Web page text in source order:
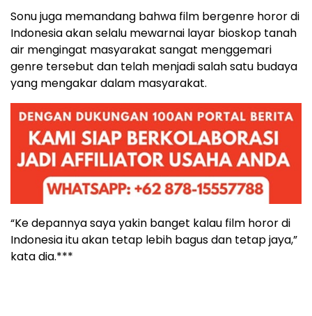
Sonu juga memandang bahwa film bergenre horor di
Indonesia akan selalu mewarnai layar bioskop tanah
air mengingat masyarakat sangat menggemari
genre tersebut dan telah menjadi salah satu budaya
yang mengakar dalam masyarakat.
“Ke depannya saya yakin banget kalau film horor di
Indonesia itu akan tetap lebih bagus dan tetap jaya,”
kata dia.***